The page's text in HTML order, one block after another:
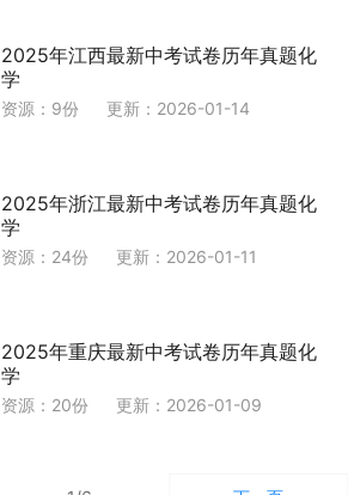
2025年江西最新中考试卷历年真题化
学
资源：9份 更新：2026-01-14
2025年浙江最新中考试卷历年真题化
学
资源：24份 更新：2026-01-11
2025年重庆最新中考试卷历年真题化
学
资源：20份 更新：2026-01-09